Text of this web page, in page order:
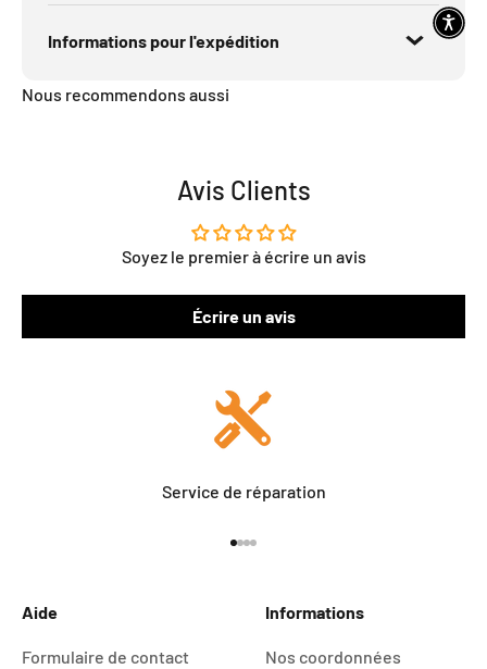
Informations pour l'expédition
Nous recommendons aussi
Avis Clients
Soyez le premier à écrire un avis
Écrire un avis
Service de réparation
Aide
Formulaire de contact
Informations
Nos coordonnées